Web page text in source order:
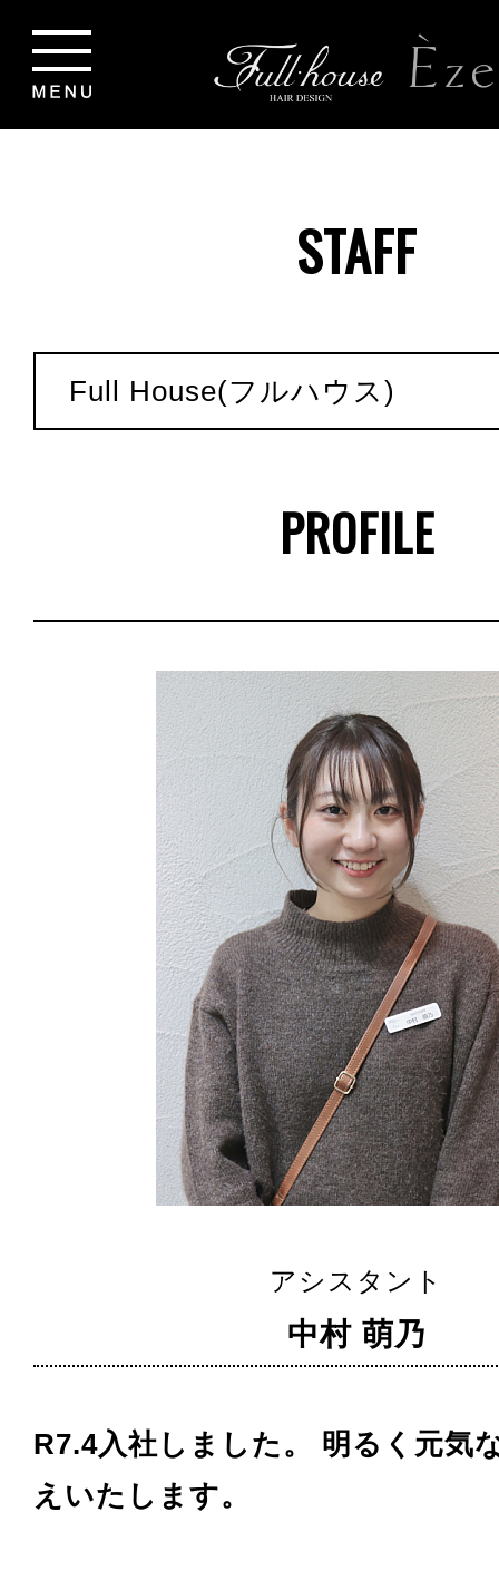
STAFF
Full House(フルハウス)
PROFILE
アシスタント
中村 萌乃
R7.4入社しました。 明るく元気
えいたします。